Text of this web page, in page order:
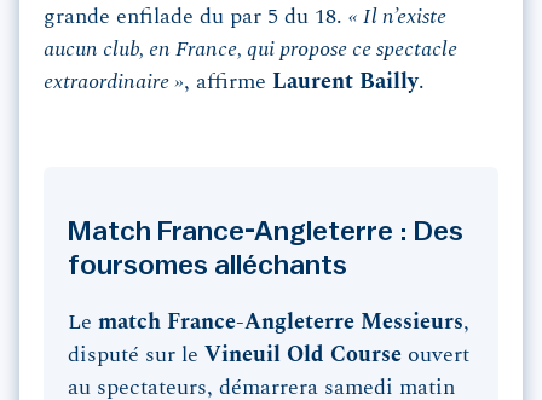
grande enfilade du par 5 du 18. « Il n’existe
aucun club, en France, qui propose ce spectacle
extraordinaire », affirme Laurent Bailly.
Match France-Angleterre : Des
foursomes alléchants
Le match France-Angleterre Messieurs,
disputé sur le Vineuil Old Course ouvert
au spectateurs, démarrera samedi matin